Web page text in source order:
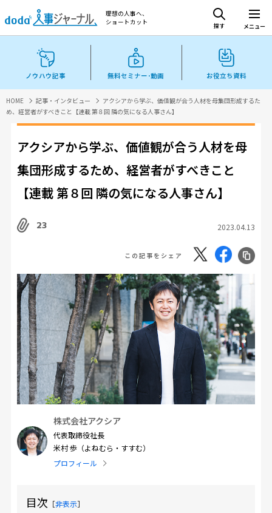
理想の人事へ、
ショートカット
探す メニュー
ノウハウ記事 無料セミナー･動画 お役立ち資料
HOME 記事・インタビュー
アクシアから学ぶ、価値観が合う人材を母集団形成するた
め、経営者がすべきこと【連載 第８回 隣の気になる人事さん】
アクシアから学ぶ、価値観が合う人材を母
集団形成するため、経営者がすべきこと
【連載 第８回 隣の気になる人事さん】
23 2023.04.13
この記事をシェア
株式会社アクシア
代表取締役社長
米村 歩（よねむら・すすむ）
プロフィール
目次 ［非表示］